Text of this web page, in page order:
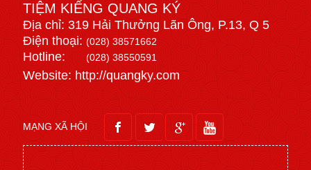
TIỆM KIẾNG QUANG KÝ
Địa chỉ: 319 Hải Thưởng Lãn Ông, P.13, Q 5
Điện thoại:(028) 38571662
Hotline:(028) 38550591
Website: http://quangky.com
MẠNG XÃ HỘI